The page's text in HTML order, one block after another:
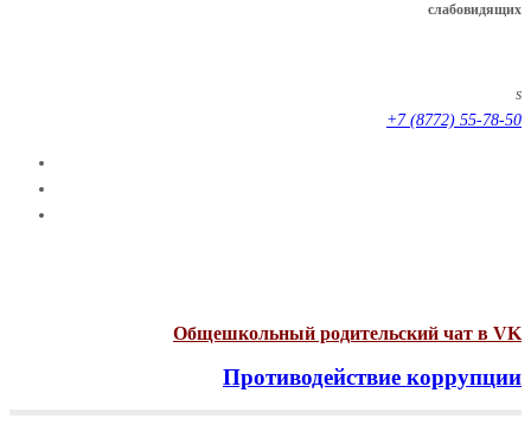
слабовидящих
s
+7 (8772) 55-78-50
Общешкольный родительский чат в VK
Противодействие коррупции